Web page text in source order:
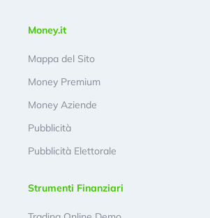
Money.it
Mappa del Sito
Money Premium
Money Aziende
Pubblicità
Pubblicità Elettorale
Strumenti Finanziari